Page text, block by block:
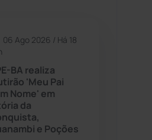
(1504)
(103)
06 Ago 2026 / Há 18
BA realiza
'Meu Pai
Nome' em
da
e Poções